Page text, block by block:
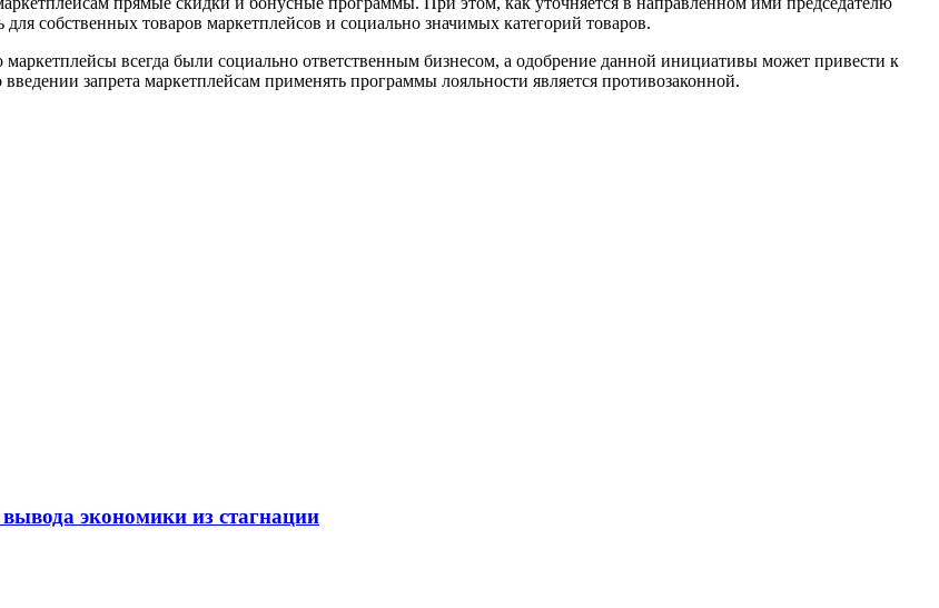
собственных товаров маркетплейсов и социально значимых категорий товаров.
всегда были социально ответственным бизнесом, а одобрение данной инициативы может привести к
запрета маркетплейсам применять программы лояльности является противозаконной.
экономики из стагнации